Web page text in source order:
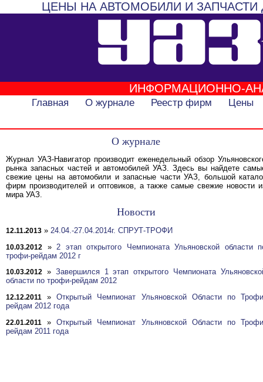
ЦЕНЫ НА АВТОМОБИЛИ И
ИНФОРМАЦИОННО-
Главная О журнале Реестр фирм Цены
О журнале
Журнал УАЗ-Навигатор производит еженедельный обзор
рынка запасных частей и автомобилей УАЗ. Здесь вы найдете
свежие цены на автомобили и запасные части УАЗ, большой
фирм производителей и оптовиков, а также самые свежие новости
мира УАЗ.
Новости
12.11.2013 » 24.04.-27.04.2014г. СПРУТ-ТРОФИ
10.03.2012 » 2 этап открытого Чемпионата Ульяновской области
трофи-рейдам 2012 г
10.03.2012 » Завершился 1 этап открытого Чемпионата
области по трофи-рейдам 2012
12.12.2011 »Открытый Чемпионат Ульяновской Области по
рейдам 2012 года
22.01.2011 »Открытый Чемпионат Ульяновской Области по
рейдам 2011 года